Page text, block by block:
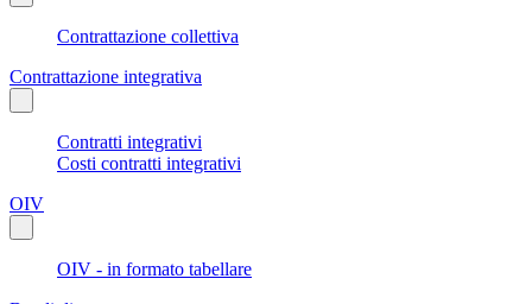
Contrattazione collettiva
Contrattazione integrativa
Contratti integrativi
Costi contratti integrativi
OIV
OIV - in formato tabellare